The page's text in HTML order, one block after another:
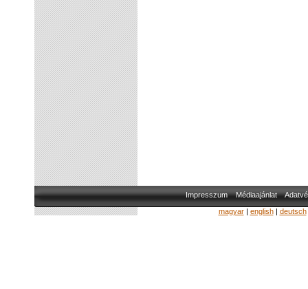
Impresszum Médiaajánlat
magyar| english| deutsch